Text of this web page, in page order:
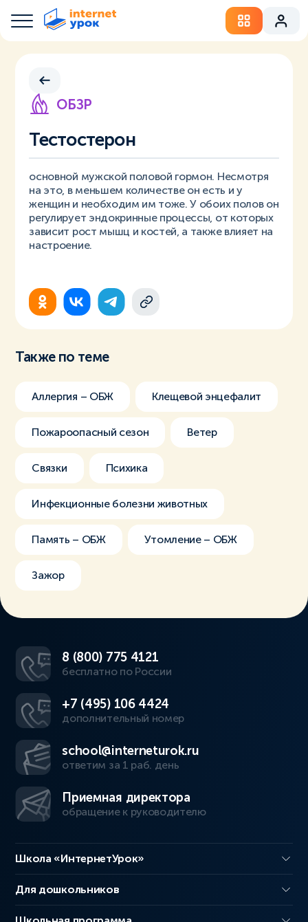
ОБЗР
Тестостерон
основной мужской половой гормон. Несмотря
на это, в меньшем количестве он есть и у
женщин и необходим им тоже. У обоих полов он
регулирует эндокринные процессы, от которых
зависит рост мышц и костей, а также влияет на
настроение.
Также по теме
Аллергия – ОБЖ Клещевой энцефалит
Пожароопасный сезон Ветер
Связки Психика
Инфекционные болезни животных
Память – ОБЖ Утомление – ОБЖ
Зажор
8 (800) 775 4121
бесплатно по России
+7 (495) 106 4424
дополнительный номер
school@interneturok.ru
ответим за 1 раб. день
Приемная директора
обращение к руководителю
Школа «ИнтернетУрок»
Для дошкольников